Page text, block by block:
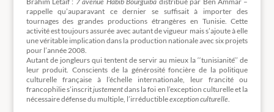
rappelle qu’auparavant ce dernier se suffisait à importer des
tournages des grandes productions étrangères en Tunisie. Cette
activité est toujours assurée avec autant de vigueur mais s’ajoute à elle
une véritable implication dans la production nationale avec six projets
pour l’année 2008.
Autant de jongleurs qui tentent de servir au mieux la ‘‘tunisianité’’ de
leur produit. Conscients de la générosité foncière de la politique
culturelle française à l’échelle internationale, leur francité ou
francophilie s’inscritjustementdans la foi en l’exception culturelle et la
nécessaire défense du multiple, l’irréductibleexception culturelle.